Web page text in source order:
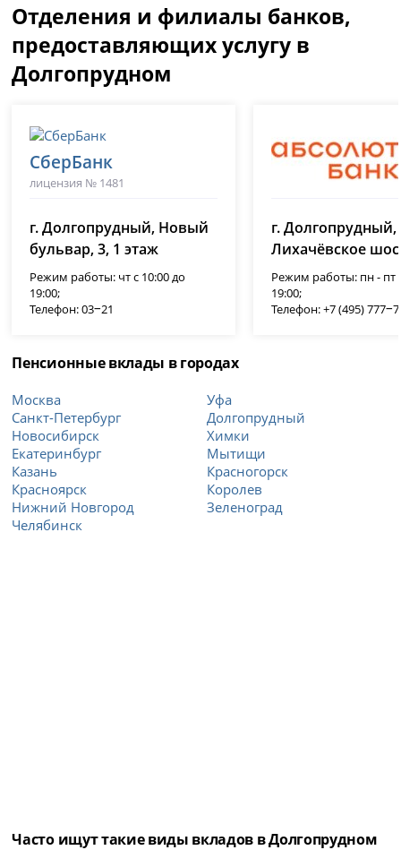
Отделения и филиалы банков,
предоставляющих услугу в
Долгопрудном
СберБанк
лицензия № 1481
г. Долгопрудный, Новый
бульвар, 3, 1 этаж
Режим работы: чт с 10:00 до
19:00;
Телефон: 03‒21
лицензия № 2306
г. Долгопрудный,
Лихачёвское
Режим работы: пн - пт
19:00;
Телефон: +7 (495)
Пенсионные вклады в городах
Москва
Санкт-Петербург
Новосибирск
Екатеринбург
Казань
Красноярск
Нижний Новгород
Челябинск
Уфа
Долгопрудный
Химки
Мытищи
Красногорск
Королев
Зеленоград
Часто ищут такие виды вкладов в Долгопрудном